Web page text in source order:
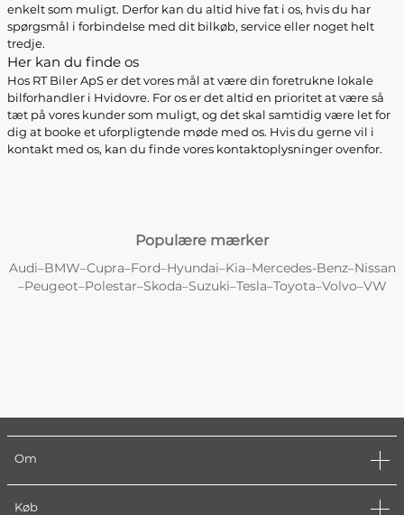
enkelt som muligt. Derfor kan du altid hive fat i os, hvis du har
spørgsmål i forbindelse med dit bilkøb, service eller noget helt
tredje.
Her kan du finde os
Hos RT Biler ApS er det vores mål at være din foretrukne lokale
bilforhandler i Hvidovre. For os er det altid en prioritet at være så
tæt på vores kunder som muligt, og det skal samtidig være let for
dig at booke et uforpligtende møde med os. Hvis du gerne vil i
kontakt med os, kan du finde vores kontaktoplysninger ovenfor.
Populære mærker
Audi–BMW–Cupra–Ford–Hyundai–Kia–Mercedes-Benz–Nissan
–Peugeot–Polestar–Skoda–Suzuki–Tesla–Toyota–Volvo–VW
Om
Køb